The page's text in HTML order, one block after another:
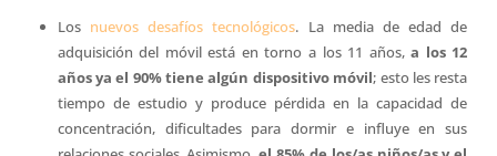
Los nuevos desafíos tecnológicos. La media de edad de
adquisición del móvil está en torno a los 11 años,a los 12
años ya el 90% tiene algún dispositivo móvil; esto les resta
tiempo de estudio y produce pérdida en la capacidad de
concentración, dificultades para dormir e influye en sus